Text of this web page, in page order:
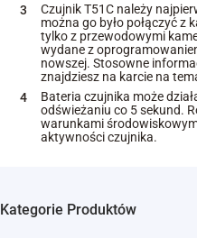
Czujnik T51C należy
można go było połączyć z
tylko z przewodowymi
wydane z
nowszej. Stosowne
znajdziesz na karcie na
Bateria czujnika może
odświeżaniu co 5 sekund.
warunkami
aktywności czujnika.
Kategorie Produktów